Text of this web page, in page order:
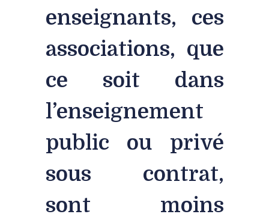
enseignants, ces
associations, que
ce soit dans
l’enseignement
public ou privé
sous contrat,
sont moins